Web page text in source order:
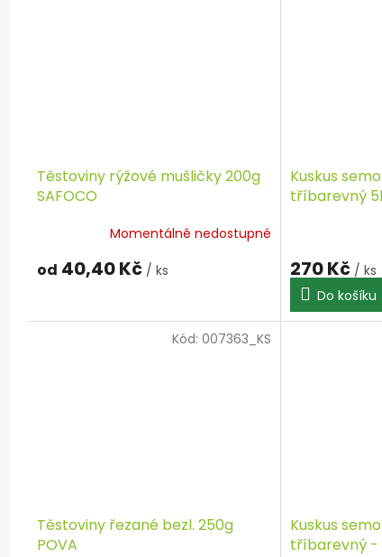
Těstoviny rýžové mušličky 200g
SAFOCO
Momentálně nedostupné
od 40,40 Kč / ks
Kuskus
tříbarevný
270 Kč / ks
Do košíku
Těstoviny řezané bezl. 250g
POVA
Kód: 007363_KS
Kuskus
tříbarevný -